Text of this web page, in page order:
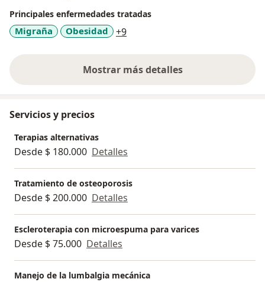
Principales enfermedades tratadas
Migraña Obesidad +9a11y_sr_more_diseases
Mostrar más detalles
sobre la experiencia
Servicios y precios
Terapias alternativas
Desde $ 180.000 Detalles
Tratamiento de osteoporosis
Desde $ 200.000 Detalles
Escleroterapia con microespuma para varices
Desde $ 75.000 Detalles
Manejo de la lumbalgia mecánica